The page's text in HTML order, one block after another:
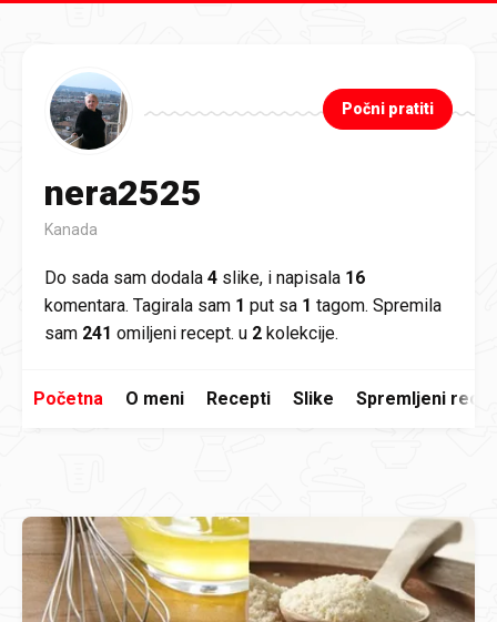
nera2525
Kanada
Počni pratiti
Do sada sam dodala 4 slike, i napisala 16
komentara. Tagirala sam 1 put sa 1 tagom. Spremila
sam 241 omiljeni recept. u 2 kolekcije.
Početna O meni Recepti Slike Spremljeni